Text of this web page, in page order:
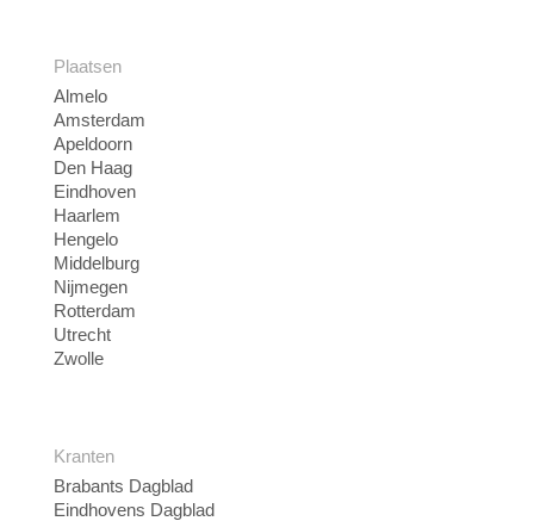
Plaatsen
Almelo
Amsterdam
Apeldoorn
Den Haag
Eindhoven
Haarlem
Hengelo
Middelburg
Nijmegen
Rotterdam
Utrecht
Zwolle
Kranten
Brabants Dagblad
Eindhovens Dagblad